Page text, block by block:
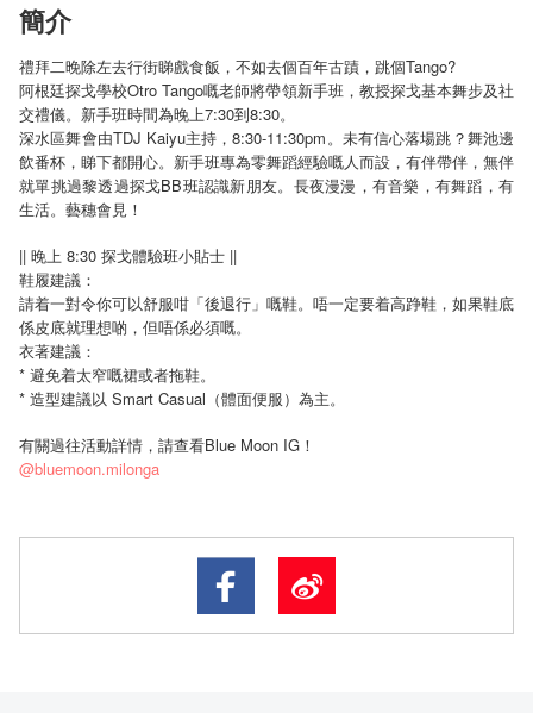
簡介
禮拜二晚除左去行街睇戲食飯，不如去個百年古蹟，跳個Tango?
阿根廷探戈學校Otro Tango嘅老師將帶領新手班，教授探戈基本舞步及社
交禮儀。新手班時間為晚上7:30到8:30。
深水區舞會由TDJ Kaiyu主持，8:30-11:30pm。未有信心落場跳？舞池邊
飲番杯，睇下都開心。新手班專為零舞蹈經驗嘅人而設，有伴帶伴，無伴
就單挑過黎透過探戈BB班認識新朋友。長夜漫漫，有音樂，有舞蹈，有
生活。藝穗會見！
|| 晚上 8:30 探戈體驗班小貼士 ||
鞋履建議：
請着一對令你可以舒服咁「後退行」嘅鞋。唔一定要着高踭鞋，如果鞋底
係皮底就理想啲，但唔係必須嘅。
衣著建議：
* 避免着太窄嘅裙或者拖鞋。
* 造型建議以 Smart Casual （體面便服）為主。
有關過往活動詳情，請查看Blue Moon IG！
@bluemoon.milonga